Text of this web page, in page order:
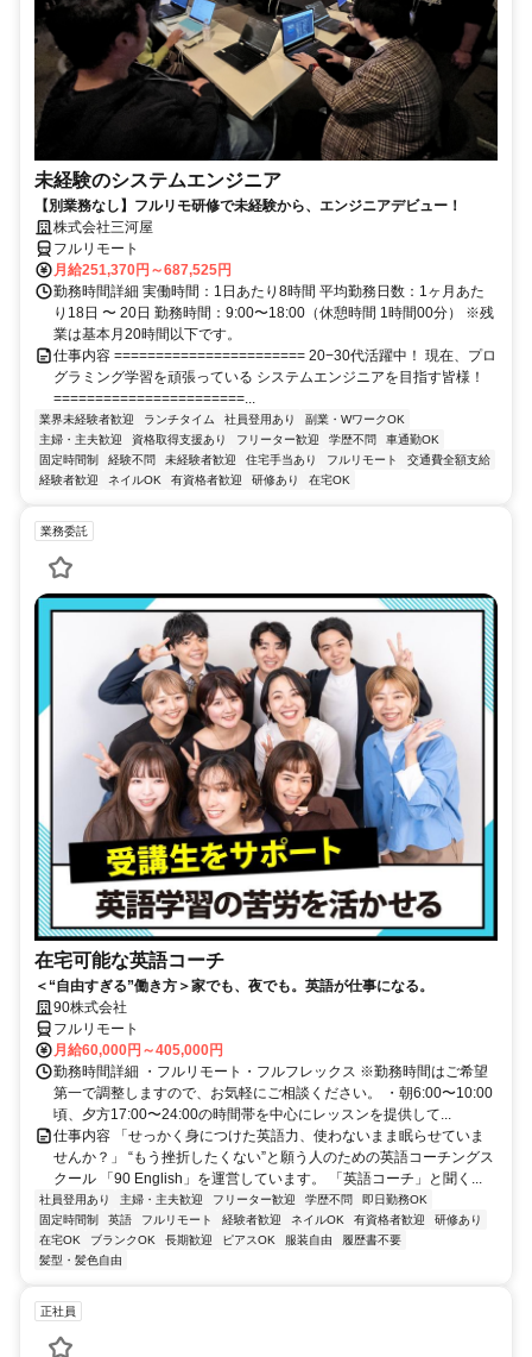
未経験のシステムエンジニア
【別業務なし】フルリモ研修で未経験から、エンジニアデビュー！
株式会社三河屋
フルリモート
月給251,370円～687,525円
勤務時間詳細 実働時間：1日あたり8時間 平均勤務日数：1ヶ月あた
り18日 〜 20日 勤務時間：9:00〜18:00（休憩時間 1時間00分） ※残
業は基本月20時間以下です。
仕事内容 ======================= 20−30代活躍中！ 現在、プロ
グラミング学習を頑張っている システムエンジニアを目指す皆様！
=======================...
業界未経験者歓迎 ランチタイム 社員登用あり
副業・WワークOK
主婦・主夫歓迎
資格取得支援あり フリーター歓迎 学歴不問
車通勤OK
固定時間制
経験不問 未経験者歓迎 住宅手当あり フルリモート
交通費全額支給
経験者歓迎
ネイルOK 有資格者歓迎 研修あり 在宅OK
業務委託
在宅可能な英語コーチ
＜“自由すぎる”働き方＞家でも、夜でも。英語が仕事になる。
90株式会社
フルリモート
月給60,000円～405,000円
勤務時間詳細 ・フルリモート・フルフレックス ※勤務時間はご希望
第一で調整しますので、お気軽にご相談ください。 ・朝6:00〜10:00
頃、夕方17:00〜24:00の時間帯を中心にレッスンを提供して...
仕事内容 「せっかく身につけた英語力、使わないまま眠らせていま
せんか？」 “もう挫折したくない”と願う人のための英語コーチングス
クール 「90 English」を運営しています。 「英語コーチ」と聞く...
社員登用あり 主婦・主夫歓迎 フリーター歓迎 学歴不問
即日勤務OK
固定時間制
英語 フルリモート 経験者歓迎 ネイルOK 有資格者歓迎
研修あり
在宅OK
ブランクOK 長期歓迎 ピアスOK 服装自由
履歴書不要
髪型・髪色自由
正社員